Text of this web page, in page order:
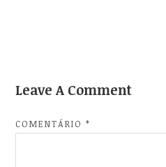
Leave A Comment
COMENTÁRIO*